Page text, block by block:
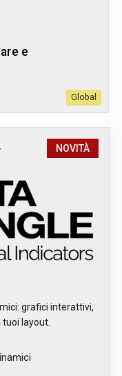
e
Global
NOVITÀ
grafici interattivi,
layout.